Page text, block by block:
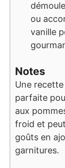
ou
vanille
Notes
Une
parfaite
aux
froid et
goûts en
garnitures.